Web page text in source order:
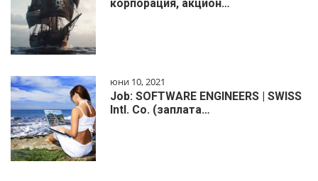
корпорация, акцион…
юни 10, 2021
Job: SOFTWARE ENGINEERS | SWISS
Intl. Co. (заплата…